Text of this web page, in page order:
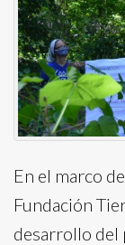
En el marco
Fundación
desarrollo del